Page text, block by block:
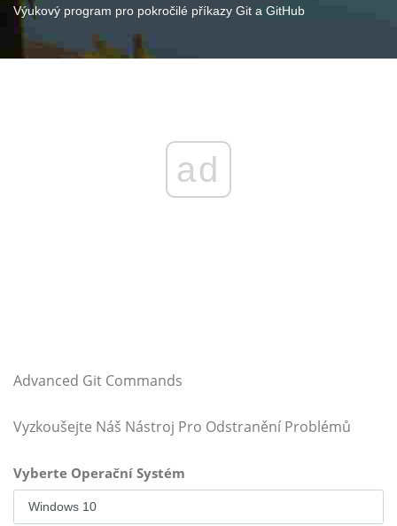
Výukový program pro pokročilé příkazy Git a GitHub
ad
Advanced Git Commands
Vyzkoušejte Náš Nástroj Pro Odstranění Problémů
Vyberte Operační Systém